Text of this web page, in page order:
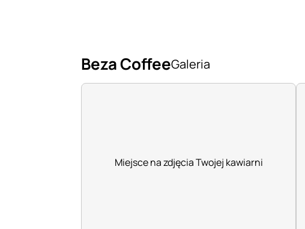
Beza CoffeeGaleria
Miejsce na zdjęcia Twojej kawiarni